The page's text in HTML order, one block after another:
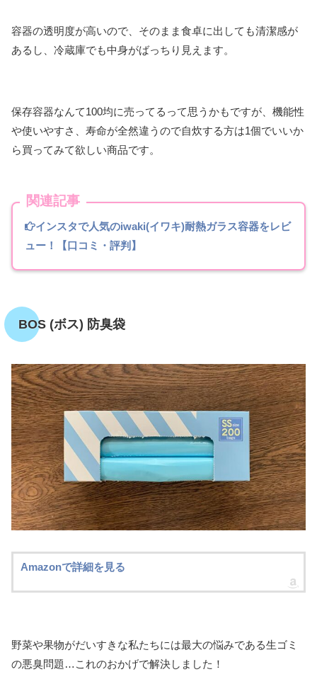
容器の透明度が高いので、そのまま食卓に出しても清潔感が
あるし、冷蔵庫でも中身がばっちり見えます。
保存容器なんて100均に売ってるって思うかもですが、機能性
や使いやすさ、寿命が全然違うので自炊する方は1個でいいか
ら買ってみて欲しい商品です。
関連記事
インスタで人気のiwaki(イワキ)耐熱ガラス容器をレビ
ュー！【口コミ・評判】
BOS (ボス) 防臭袋
Amazonで詳細を見る
野菜や果物がだいすきな私たちには最大の悩みである生ゴミ
の悪臭問題…これのおかげで解決しました！